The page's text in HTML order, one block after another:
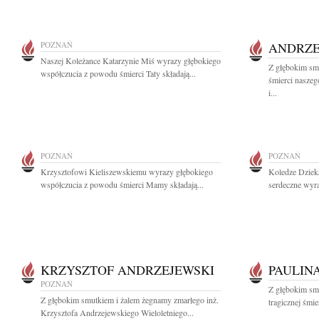
POZNAŃ
Naszej Koleżance Katarzynie Miś wyrazy głębokiego
współczucia z powodu śmierci Taty składają...
Z głębokim
śmierci
i...
POZNAŃ
Krzysztofowi Kieliszewskiemu wyrazy głębokiego
współczucia z powodu śmierci Mamy składają...
POZNAŃ
Koledze
serdeczne
KRZYSZTOF ANDRZEJEWSKI
POZNAŃ
Z głębokim smutkiem i żalem żegnamy zmarłego inż.
Krzysztofa Andrzejewskiego Wieloletniego...
Z głębokim
tragicznej